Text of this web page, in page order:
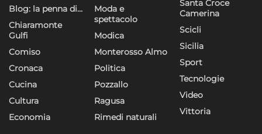
Blog: la penna di…
Chiaramonte
Gulfi
Comiso
Cronaca
Cucina
Cultura
Economia
Moda e
spettacolo
Modica
Monterosso Almo
Politica
Pozzallo
Ragusa
Rimedi naturali
Santa Croce
Camerina
Scicli
Sicilia
Sport
Tecnologie
Video
Vittoria